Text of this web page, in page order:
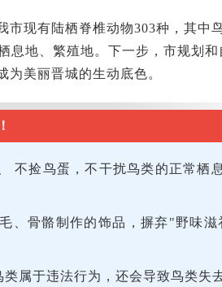
现有陆栖脊椎动物303种，其中
息地、繁殖地。下一步，市规划
为美丽晋城的生动底色。
不捡鸟蛋，不干扰鸟类的正常栖
、骨骼制作的饰品，摒弃"野味
属于违法行为，还会导致鸟类失